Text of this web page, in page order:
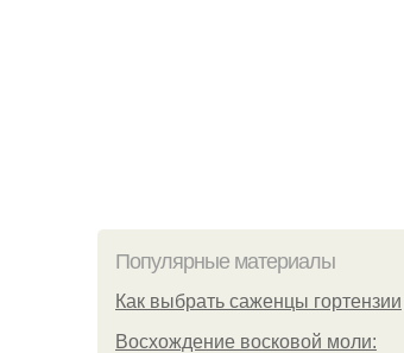
Популярные материалы
Как выбрать саженцы гортензии
Восхождение восковой моли: